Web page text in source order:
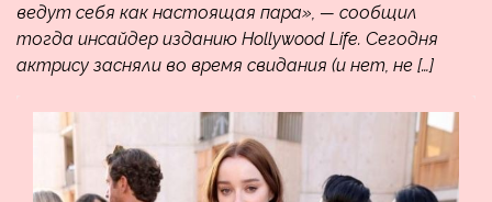
ведут себя как настоящая пара», — сообщил
тогда инсайдер изданию Hollywood Life. Сегодня
актрису засняли во время свидания (и нет, не […]